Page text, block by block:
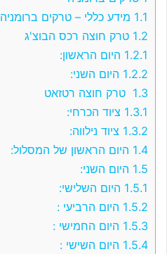
1.1 מידע כללי – טרקים ברומניה
1.2 טרק חוצה רכס הבוצ'ג
1.2.1 היום הראשון:
1.2.2 היום השני:
1.3 טרק חוצה רטזאט
1.3.1 ציוד הכרחי:
1.3.2 ציוד נילווה:
1.4 היום הראשון של המסלול:
1.5 היום השני:
1.5.1 היום השלישי:
1.5.2 היום הרביעי :
1.5.3 היום החמישי :
1.5.4 היום השישי :